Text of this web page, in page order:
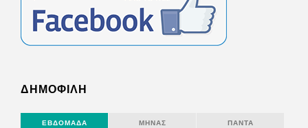
ΔΗΜΟΦΙΛΗ
ΕΒΔΟΜΆΔΑ ΜΉΝΑΣ ΠΆΝΤΑ